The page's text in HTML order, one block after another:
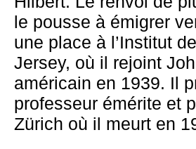
le pousse à émigrer
une place à l’Institut
Jersey, où il rejoint
américain en 1939. Il
professeur émérite et
Zürich où il meurt en